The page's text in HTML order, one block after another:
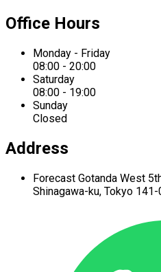
Office Hours
Monday - Friday
08:00 - 20:00
Saturday
08:00 - 19:00
Sunday
Closed
Address
Forecast Gotanda West
Shinagawa-ku, Tokyo 141-